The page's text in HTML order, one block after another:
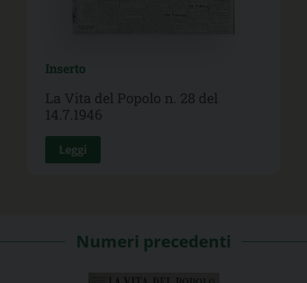
Inserto
La Vita del Popolo n. 28 del
14.7.1946
Leggi
Numeri precedenti